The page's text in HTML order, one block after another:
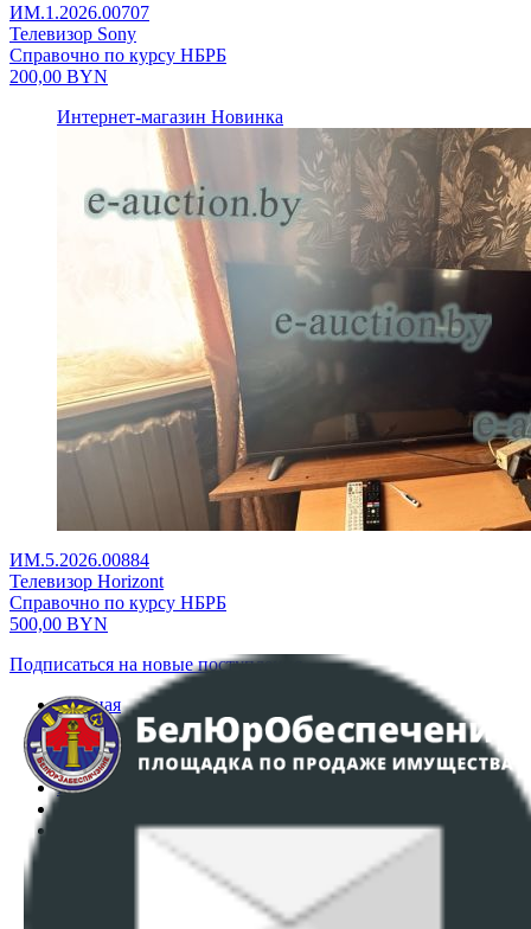
ИМ.1.2026.00707
Телевизор Sony
Справочно по курсу НБРБ
200,00 BYN
Интернет-магазин Новинка
ИМ.5.2026.00884
Телевизор Horizont
Справочно по курсу НБРБ
500,00 BYN
Подписаться на новые поступления
Главная
Аукционы
Интернет-магазин
Регламент организации и проведения торгов
Политика в отношении обработки персональных
ПОЛОЖЕНИЕ О ПОЛИТИКЕ ОБРАБОТКИ COOKIE-